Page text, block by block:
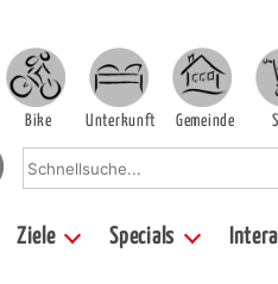
Bike Unterkunft Gemeinde
Ziele Specials